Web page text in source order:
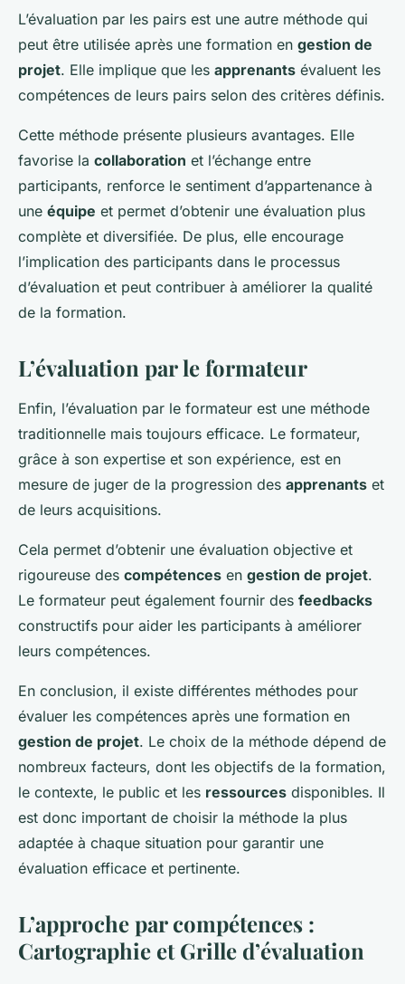
L’évaluation par les pairs est une autre méthode qui
peut être utilisée après une formation en gestion de
projet. Elle implique que les apprenants évaluent les
compétences de leurs pairs selon des critères définis.
Cette méthode présente plusieurs avantages. Elle
favorise la collaboration et l’échange entre
participants, renforce le sentiment d’appartenance à
une équipe et permet d’obtenir une évaluation plus
complète et diversifiée. De plus, elle encourage
l’implication des participants dans le processus
d’évaluation et peut contribuer à améliorer la qualité
de la formation.
L’évaluation par le formateur
Enfin, l’évaluation par le formateur est une méthode
traditionnelle mais toujours efficace. Le formateur,
grâce à son expertise et son expérience, est en
mesure de juger de la progression des apprenants et
de leurs acquisitions.
Cela permet d’obtenir une évaluation objective et
rigoureuse des compétences en gestion de projet.
Le formateur peut également fournir des feedbacks
constructifs pour aider les participants à améliorer
leurs compétences.
En conclusion, il existe différentes méthodes pour
évaluer les compétences après une formation en
gestion de projet. Le choix de la méthode dépend de
nombreux facteurs, dont les objectifs de la formation,
le contexte, le public et les ressources disponibles. Il
est donc important de choisir la méthode la plus
adaptée à chaque situation pour garantir une
évaluation efficace et pertinente.
L’approche par compétences :
Cartographie et Grille d’évaluation